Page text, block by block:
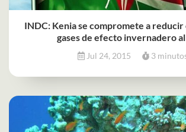
INDC: Kenia se compromete a reducir
gases de efecto invernadero
Jul 24, 2015 3